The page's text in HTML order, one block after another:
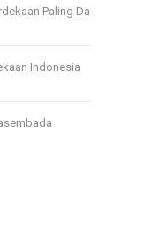
Paling Da
Indonesia